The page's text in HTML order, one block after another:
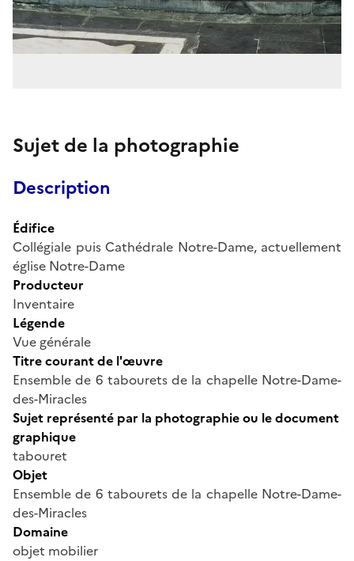
Sujet de la photographie
Description
Édifice
Collégiale puis Cathédrale Notre-Dame, actuellement
église Notre-Dame
Producteur
Inventaire
Légende
Vue générale
Titre courant de l'œuvre
Ensemble de 6 tabourets de la chapelle Notre-Dame-
des-Miracles
Sujet représenté par la photographie ou le document
graphique
tabouret
Objet
Ensemble de 6 tabourets de la chapelle Notre-Dame-
des-Miracles
Domaine
objet mobilier